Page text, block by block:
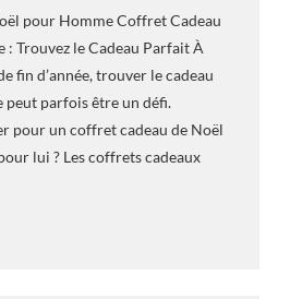
pour Homme Coffret Cadeau
: Trouvez le Cadeau Parfait À
fin d’année, trouver le cadeau
peut parfois être un défi.
pour un coffret cadeau de Noël
lui ? Les coffrets cadeaux